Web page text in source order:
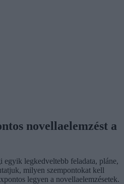
novellaelemzést a
egyik legkedveltebb feladata, pláne,
milyen szempontokat kell
legyen a novellaelemzésetek.